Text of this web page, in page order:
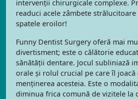
intervenții chirurgicale complexe.
readuci acele zâmbete
spatele eroilor!
Funny Dentist Surgery oferă mai
divertisment; este o călătorie
sănătății dentare. Jocul subliniază
orale și rolul crucial pe care îl
menținerea acesteia. Este o
diminua frica comună de vizitele la